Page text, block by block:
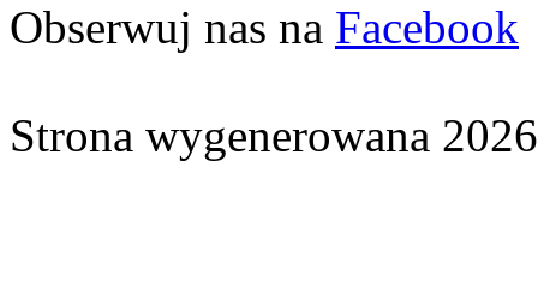
Obserwuj nas na Facebook
Strona wygenerowana